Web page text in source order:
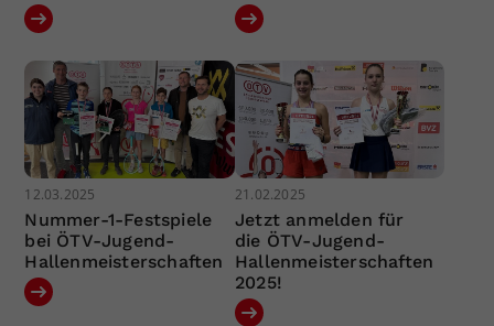
12.03.2025
Nummer-1-Festspiele
bei ÖTV-Jugend-
Hallenmeisterschaften
21.02.2025
Jetzt anmelden für
die ÖTV-Jugend-
Hallenmeisterschaften
2025!